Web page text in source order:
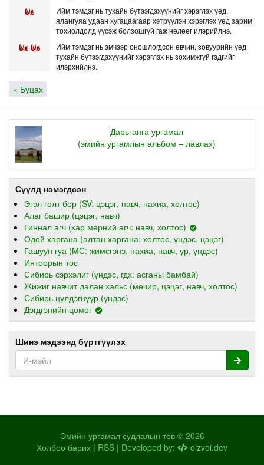
Ийм тэмдэг нь тухайн бүтээгдэхүүнийг хэрэглэх үед,
ялангуяа удаан хугацаагаар хэтрүүлэн хэрэглэх үед зарим
тохиолдолд үүсэж болзошгүй гаж нөлөөг илэрийлнэ.
Ийм тэмдэг нь эмчээр оношлогдсон өвчин, зовуурийн үед
тухайн бүтээгдэхүүнийг хэрэглэх нь зохимжгүй гэдгийг
илэрхийлнэ.
« Буцах
Дарьганга ургамал
(эмийн ургамлын альбом – лавлах)
Сүүлд нэмэгдсэн
Эгэл голт бор (SV: цэцэг, навч, нахиа, холтос)
Алаг башир (цэцэг, навч)
Гиннал агч (хар мөрний агч: навч, холтос)
Одой харгана (алтан харгана: холтос, үндэс, цэцэг)
Гашуун гуа (MC: жимсгэнэ, нахиа, навч, үр, үндэс)
Интоорын тос
Сибирь сэрхэлиг (үндэс, гдх: асганы бамбай)
Жижиг навчит далан хальс (мөчир, цэцэг, навч, холтос)
Сибирь цүлдэгнүүр (үндэс)
Дэгдгэнийн цомог
Шинэ мэдээнд бүртгүүлэх
Эмийн ургамал судлалын төв © 2026
Холбоо барих | RSS | Developed by: olzvoi.dev